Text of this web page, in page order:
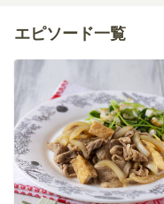
エピソード一覧